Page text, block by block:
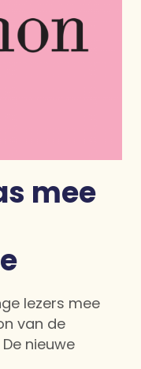
mee
lezers mee
van de
nieuwe